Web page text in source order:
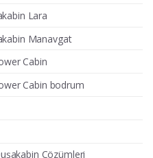
Lara
Manavgat
Cabin
Cabin bodrum
Çözümleri